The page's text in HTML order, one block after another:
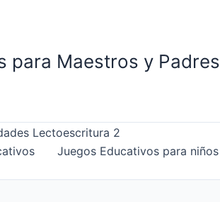
para Maestros y Padres
Lectoescritura 2
Juegos Educativos para niños